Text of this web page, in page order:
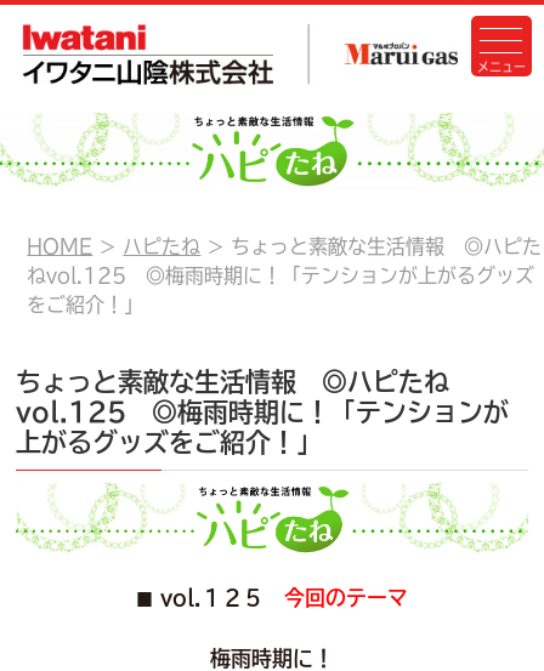
HOME ハピたね
ちょっと素敵な生活情報 ◎ハピた
ねvol.125 ◎梅雨時期に！「テンションが上がるグッズ
をご紹介！」
ちょっと素敵な生活情報 ◎ハピたね
vol.125 ◎梅雨時期に！「テンションが
上がるグッズをご紹介！」
vol.１２５ 今回のテーマ
梅雨時期に！